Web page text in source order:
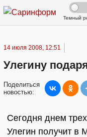
Темный
14 июля 2008, 12:51
Улегину
Поделиться
новостью:
Сегодня днем
Улегин получит в